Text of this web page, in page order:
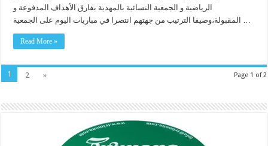
الرياضية و الجمعية النسائية بالمهدية بفارق الأهداف المدفوعة و
Read More »
Page 1 of 2
1 2 »